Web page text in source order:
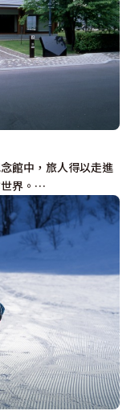
館中，旅人得以走進
世界。…